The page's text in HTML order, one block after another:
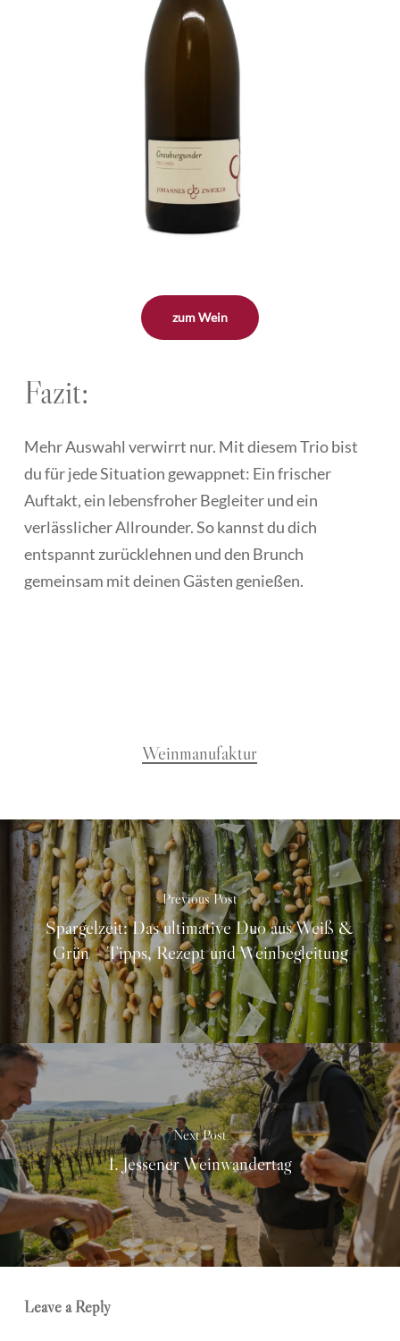
zum Wein
Fazit:
Mehr Auswahl verwirrt nur. Mit diesem Trio bist
du für jede Situation gewappnet: Ein frischer
Auftakt, ein lebensfroher Begleiter und ein
verlässlicher Allrounder. So kannst du dich
entspannt zurücklehnen und den Brunch
gemeinsam mit deinen Gästen genießen.
Weinmanufaktur
Previous Post
Spargelzeit: Das ultimative Duo aus Weiß &
Grün – Tipps, Rezept und Weinbegleitung
Next Post
1. Jessener Weinwandertag
Leave a Reply